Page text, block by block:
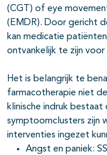
(CGT) of eye
(EMDR). Door gericht
kan medicatie
ontvankelijk te zijn
Het is belangrijk te
farmacotherapie niet
klinische indruk
symptoomclusters zijn
interventies ingezet
Angst en paniek: